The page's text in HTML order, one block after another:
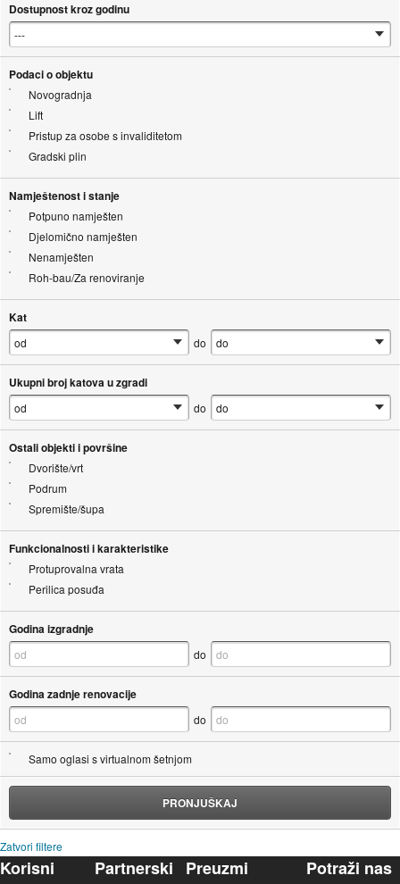
Dostupnost kroz godinu
Podaci o objektu
Novogradnja
Lift
Pristup za osobe s invaliditetom
Gradski plin
Namještenost i stanje
Potpuno namješten
Djelomično namješten
Nenamješten
Roh-bau/Za renoviranje
Kat
do
Ukupni broj katova u zgradi
do
Ostali objekti i površine
Dvorište/vrt
Podrum
Spremište/šupa
Funkcionalnosti i karakteristike
Protuprovalna vrata
Perilica posuđa
Godina izgradnje
do
Godina zadnje renovacije
do
Samo oglasi s virtualnom šetnjom
PRONJUŠKAJ
Zatvori filtere
Korisni
Partnerski
Preuzmi
Potraži nas